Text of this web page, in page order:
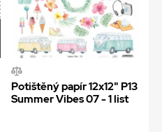
Potištěný papír 12x12" P13
Summer Vibes 07 - 1 list